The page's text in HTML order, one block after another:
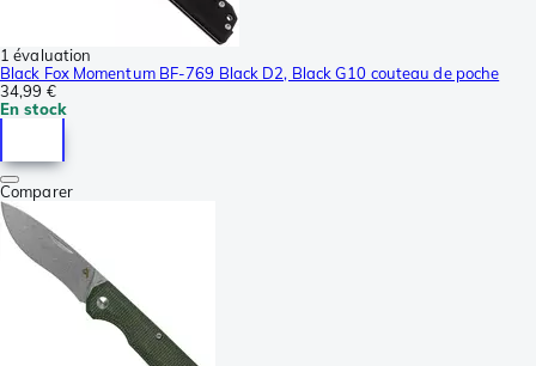
1 évaluation
Black Fox Momentum BF-769 Black D2, Black G10 couteau de poche
34,99 €
En stock
Comparer